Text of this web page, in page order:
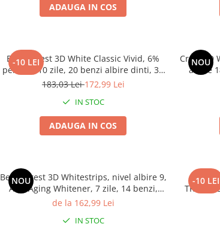
ADAUGA IN COS
-10 LEI
Benzi Crest 3D White Classic Vivid, 6%
peroxid, 10 zile, 20 benzi albire dinti, 30
min, nivel albire 6
183,03 Lei172,99 Lei
IN STOC
ADAUGA IN COS
NOU
Crest 3D
albire
NOU
Benzi Crest 3D Whitestrips, nivel albire 9,
Anti-Aging Whitener, 7 zile, 14 benzi,
aplicare 60 min, benzi albire dinti
de la 162,99 Lei
IN STOC
-10 LEI
benzi,